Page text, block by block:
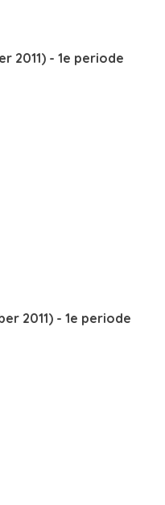
2011) - 1e periode
2011) - 1e periode